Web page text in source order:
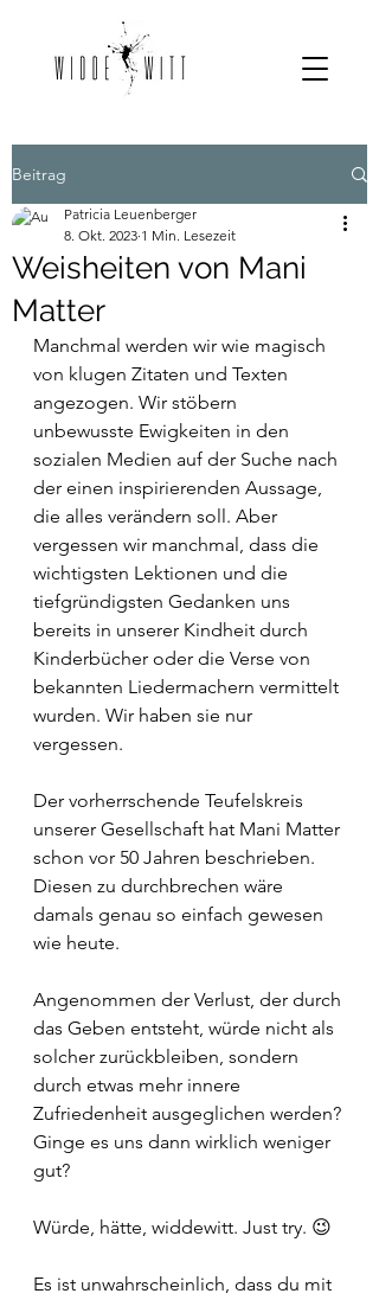
Beitrag
Weisheiten von Mani
Matter
Patricia Leuenberger
8. Okt. 2023 1 Min. Lesezeit
Manchmal werden wir wie magisch
von klugen Zitaten und Texten
angezogen. Wir stöbern
unbewusste Ewigkeiten in den
sozialen Medien auf der Suche nach
der einen inspirierenden Aussage,
die alles verändern soll. Aber
vergessen wir manchmal, dass die
wichtigsten Lektionen und die
tiefgründigsten Gedanken uns
bereits in unserer Kindheit durch
Kinderbücher oder die Verse von
bekannten Liedermachern vermittelt
wurden. Wir haben sie nur
vergessen.
Der vorherrschende Teufelskreis
unserer Gesellschaft hat Mani Matter
schon vor 50 Jahren beschrieben.
Diesen zu durchbrechen wäre
damals genau so einfach gewesen
wie heute.
Angenommen der Verlust, der durch
das Geben entsteht, würde nicht als
solcher zurückbleiben, sondern
durch etwas mehr innere
Zufriedenheit ausgeglichen werden?
Ginge es uns dann wirklich weniger
gut?
Würde, hätte, widdewitt. Just try. 😉
Es ist unwahrscheinlich, dass du mit